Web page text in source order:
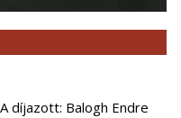
díjazott: Balogh Endre